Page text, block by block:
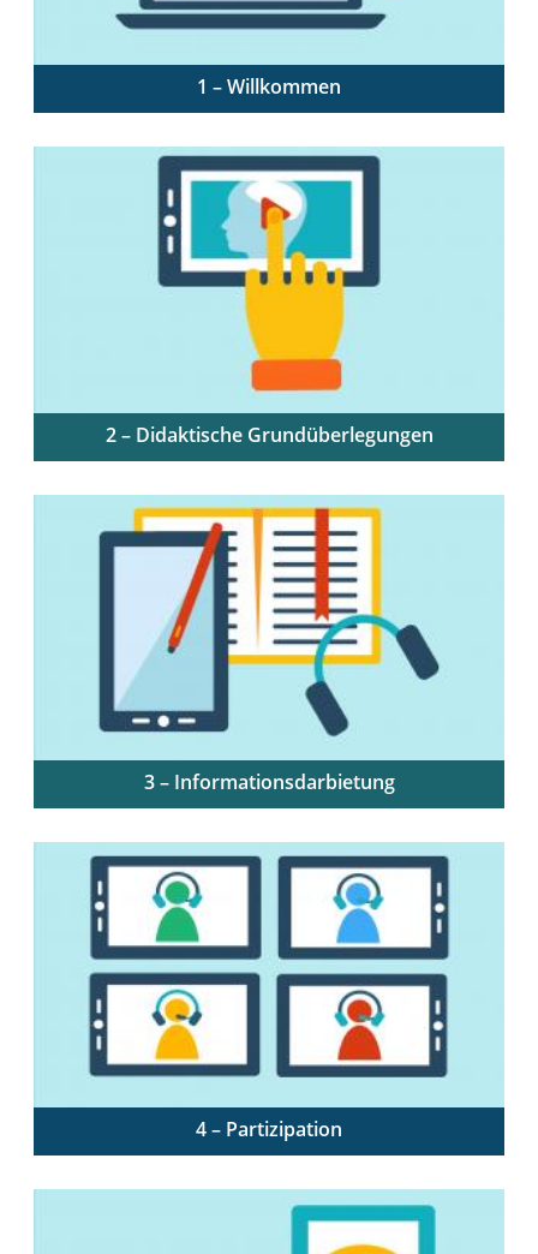
1 – Willkommen
besten für sich nutzen können
2 – Didaktische Grundüberlegungen
Online-Lehreinheiten
3 – Informationsdarbietung
Informationen, z. B. Erstellung von Lehrvideos mit
einfachen Mitteln
4 – Partizipation
synchronen und asynchronen Phasen der Online-